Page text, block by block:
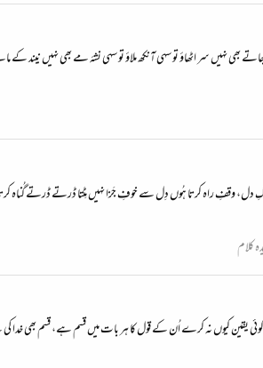
سر اٹھاؤ تو سہی آنکھ ملاؤ تو سہی نشۂ مے بھی نہیں نیند کے ماتے
وقفِ راہ کرتا ہُوں دِل سے خوفِ جَزا نہیں مِٹتا ڈرتے ڈرتے گُناہ کرتا
کلام
یقین کیوں نہ کرے اُن کے قول کا ہر بات میں قسم ہے، قسم بھی خدا